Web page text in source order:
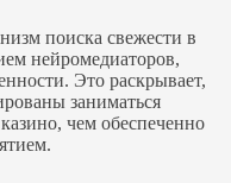
поиска свежести в
нейромедиаторов,
Это раскрывает,
заниматься
чем обеспеченно